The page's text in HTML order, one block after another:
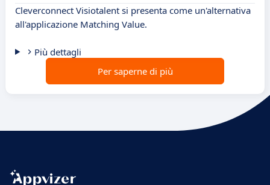
Cleverconnect Visiotalent si presenta come un'alternativa
all'applicazione Matching Value.
Più dettagli
Per saperne di più